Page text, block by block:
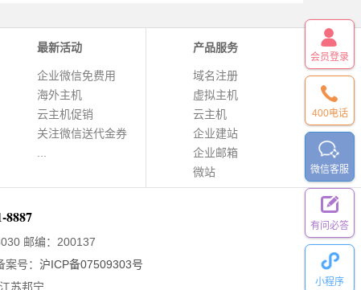
最新活动
企业微信免费用
海外主机
云主机促销
关注微信送代金券
产品服务
域名注册
虚拟主机
云主机
企业建站
企业邮箱
微站
8887
邮编：200137
案号： 沪ICP备07509303号
苏邦宁
会员登录
400电话
微信客服
有问必答
小程序